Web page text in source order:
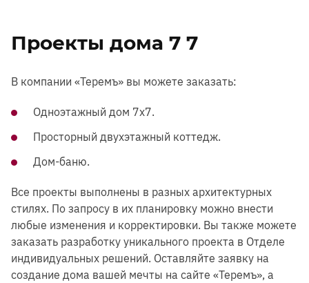
Проекты дома 7 7
В компании «Теремъ» вы можете заказать:
Одноэтажный дом 7х7.
Просторный двухэтажный коттедж.
Дом-баню.
Все проекты выполнены в разных архитектурных
стилях. По запросу в их планировку можно внести
любые изменения и корректировки. Вы также можете
заказать разработку уникального проекта в Отделе
индивидуальных решений. Оставляйте заявку на
создание дома вашей мечты на сайте «Теремъ», а